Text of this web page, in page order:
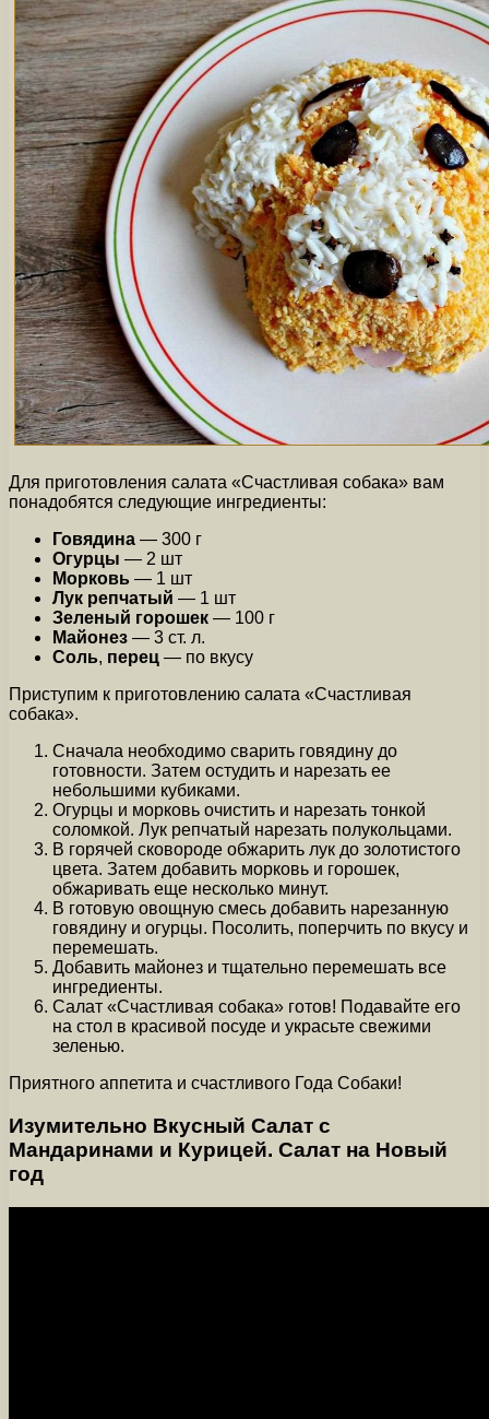
Для приготовления салата «Счастливая собака» вам
понадобятся следующие ингредиенты:
Говядина — 300 г
Огурцы — 2 шт
Морковь — 1 шт
Лук репчатый — 1 шт
Зеленый горошек — 100 г
Майонез — 3 ст. л.
Соль, перец — по вкусу
Приступим к приготовлению салата «Счастливая
собака».
Сначала необходимо сварить говядину до
готовности. Затем остудить и нарезать ее
небольшими кубиками.
Огурцы и морковь очистить и нарезать тонкой
соломкой. Лук репчатый нарезать полукольцами.
В горячей сковороде обжарить лук до золотистого
цвета. Затем добавить морковь и горошек,
обжаривать еще несколько минут.
В готовую овощную смесь добавить нарезанную
говядину и огурцы. Посолить, поперчить по вкусу и
перемешать.
Добавить майонез и тщательно перемешать все
ингредиенты.
Салат «Счастливая собака» готов! Подавайте его
на стол в красивой посуде и украсьте свежими
зеленью.
Приятного аппетита и счастливого Года Собаки!
Изумительно Вкусный Салат с
Мандаринами и Курицей. Салат на Новый
год